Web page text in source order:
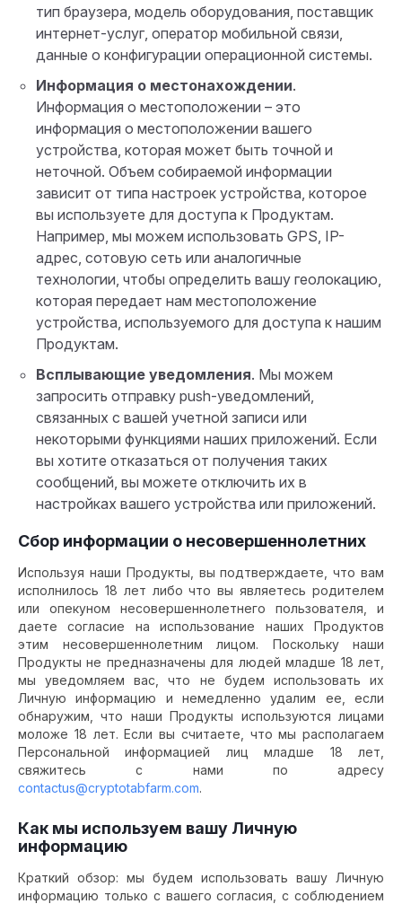
тип браузера, модель оборудования, поставщик
интернет-услуг, оператор мобильной связи,
данные о конфигурации операционной системы.
Информация о местонахождении.
Информация о местоположении – это
информация о местоположении вашего
устройства, которая может быть точной и
неточной. Объем собираемой информации
зависит от типа настроек устройства, которое
вы используете для доступа к Продуктам.
Например, мы можем использовать GPS, IP-
адрес, сотовую сеть или аналогичные
технологии, чтобы определить вашу геолокацию,
которая передает нам местоположение
устройства, используемого для доступа к нашим
Продуктам.
Всплывающие уведомления. Мы можем
запросить отправку push-уведомлений,
связанных с вашей учетной записи или
некоторыми функциями наших приложений. Если
вы хотите отказаться от получения таких
сообщений, вы можете отключить их в
настройках вашего устройства или приложений.
Сбор информации о несовершеннолетних
Используя наши Продукты, вы подтверждаете, что вам
исполнилось 18 лет либо что вы являетесь родителем
или опекуном несовершеннолетнего пользователя, и
даете согласие на использование наших Продуктов
этим несовершеннолетним лицом. Поскольку наши
Продукты не предназначены для людей младше 18 лет,
мы уведомляем вас, что не будем использовать их
Личную информацию и немедленно удалим ее, если
обнаружим, что наши Продукты используются лицами
моложе 18 лет. Если вы считаете, что мы располагаем
Персональной информацией лиц младше 18 лет,
свяжитесь с нами по адресу
contactus@cryptotabfarm.com.
Как мы используем вашу Личную
информацию
Краткий обзор: мы будем использовать вашу Личную
информацию только с вашего согласия, с соблюдением